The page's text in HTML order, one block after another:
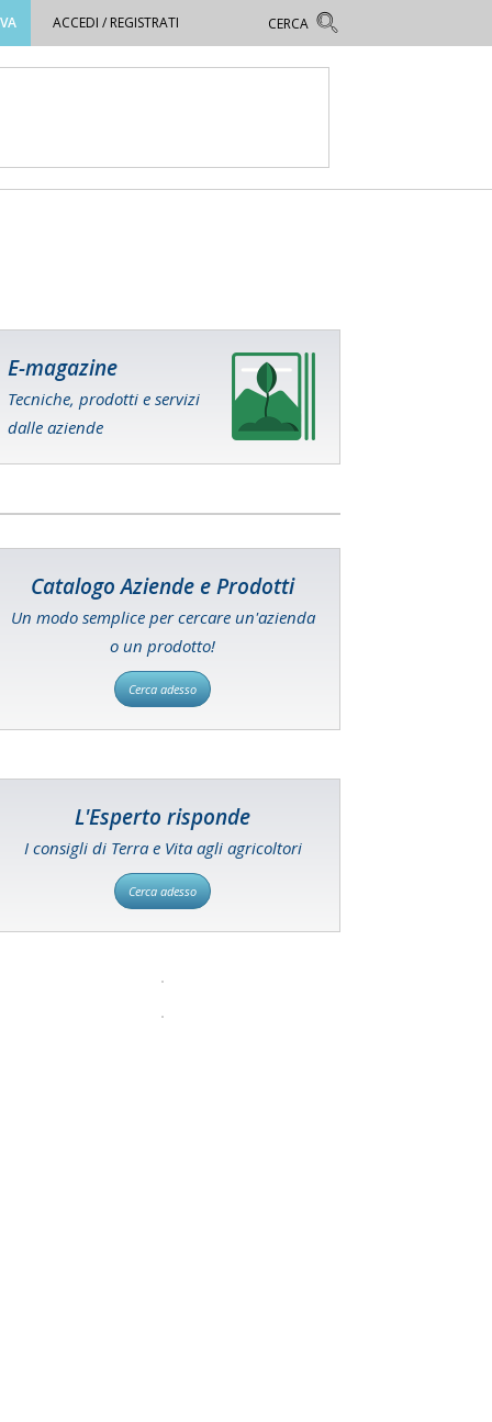
ACCEDI / REGISTRATI
E-magazine
Tecniche, prodotti e servizi
dalle aziende
Catalogo Aziende e Prodotti
Un modo semplice per cercare un'azienda
o un prodotto!
Cerca adesso
L'Esperto risponde
I consigli di Terra e Vita agli agricoltori
Cerca adesso